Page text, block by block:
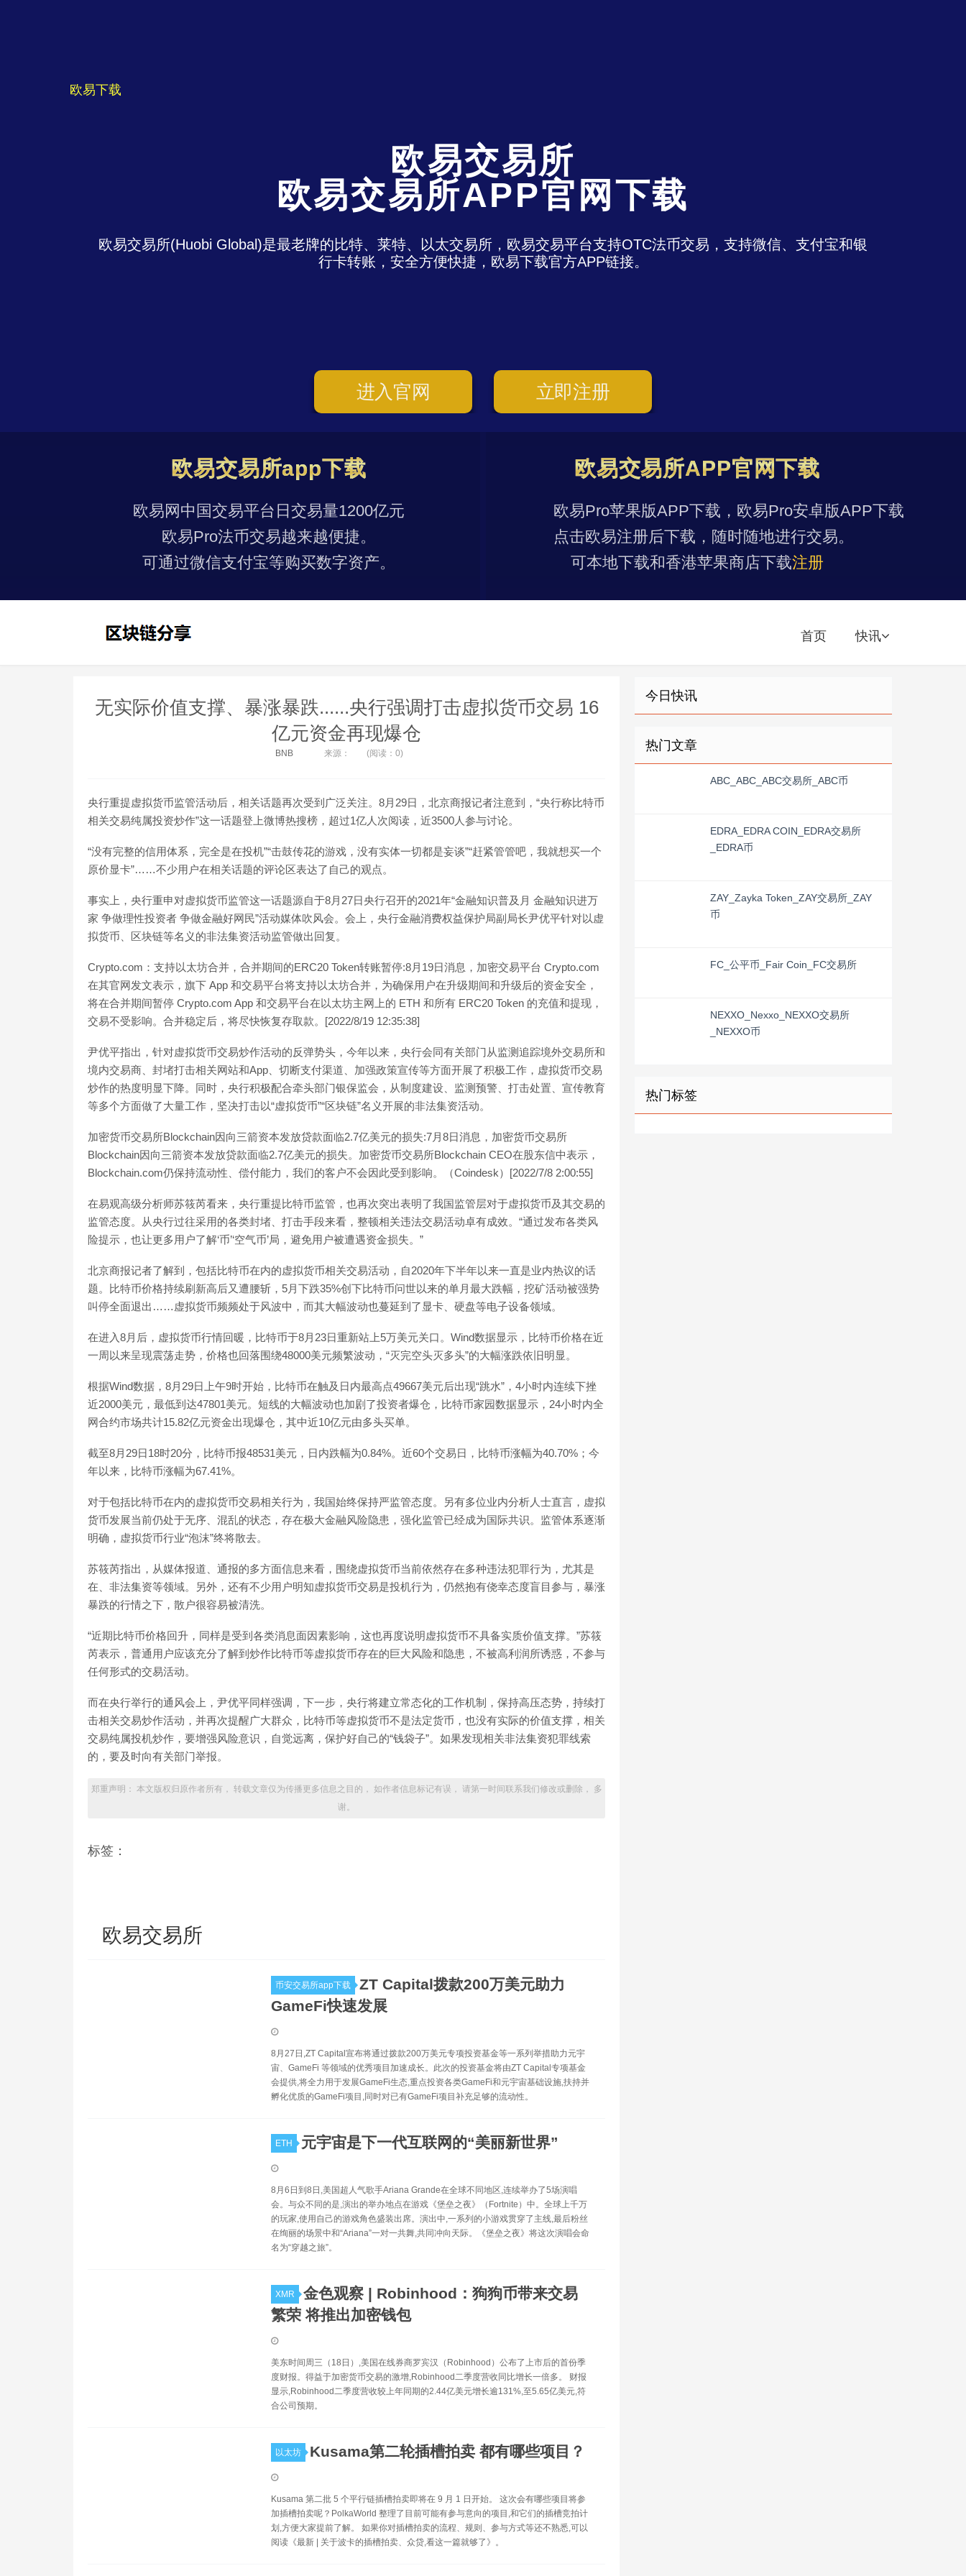
欧易下载
欧易交易所
欧易交易所APP官网下载
欧易交易所(Huobi Global)是最老牌的比特、莱特、以太交易所，欧易交易平台支持OTC法币交易，支持微信、支付宝和银
行卡转账，安全方便快捷，欧易下载官方APP链接。
进入官网 立即注册
欧易交易所app下载
欧易网中国交易平台日交易量1200亿元
欧易Pro法币交易越来越便捷。
可通过微信支付宝等购买数字资产。
欧易交易所APP官网下载
欧易Pro苹果版APP下载，欧易Pro安卓版APP下载
点击欧易注册后下载，随时随地进行交易。
可本地下载和香港苹果商店下载注册
首页 快讯
无实际价值支撑、暴涨暴跌......央行强调打击虚拟货币交易 16
亿元资金再现爆仓
BNB 来源： (阅读：0)
央行重提虚拟货币监管活动后，相关话题再次受到广泛关注。8月29日，北京商报记者注意到，“央行称比特币
相关交易纯属投资炒作”这一话题登上微博热搜榜，超过1亿人次阅读，近3500人参与讨论。
“没有完整的信用体系，完全是在投机”“击鼓传花的游戏，没有实体一切都是妄谈”“赶紧管管吧，我就想买一个
原价显卡”……不少用户在相关话题的评论区表达了自己的观点。
事实上，央行重申对虚拟货币监管这一话题源自于8月27日央行召开的2021年“金融知识普及月 金融知识进万
家 争做理性投资者 争做金融好网民”活动媒体吹风会。会上，央行金融消费权益保护局副局长尹优平针对以虚
拟货币、区块链等名义的非法集资活动监管做出回复。
Crypto.com：支持以太坊合并，合并期间的ERC20 Token转账暂停:8月19日消息，加密交易平台 Crypto.com
在其官网发文表示，旗下 App 和交易平台将支持以太坊合并，为确保用户在升级期间和升级后的资金安全，
将在合并期间暂停 Crypto.com App 和交易平台在以太坊主网上的 ETH 和所有 ERC20 Token 的充值和提现，
交易不受影响。合并稳定后，将尽快恢复存取款。[2022/8/19 12:35:38]
尹优平指出，针对虚拟货币交易炒作活动的反弹势头，今年以来，央行会同有关部门从监测追踪境外交易所和
境内交易商、封堵打击相关网站和App、切断支付渠道、加强政策宣传等方面开展了积极工作，虚拟货币交易
炒作的热度明显下降。同时，央行积极配合牵头部门银保监会，从制度建设、监测预警、打击处置、宣传教育
等多个方面做了大量工作，坚决打击以“虚拟货币”“区块链”名义开展的非法集资活动。
加密货币交易所Blockchain因向三箭资本发放贷款面临2.7亿美元的损失:7月8日消息，加密货币交易所
Blockchain因向三箭资本发放贷款面临2.7亿美元的损失。加密货币交易所Blockchain CEO在股东信中表示，
Blockchain.com仍保持流动性、偿付能力，我们的客户不会因此受到影响。（Coindesk）[2022/7/8 2:00:55]
在易观高级分析师苏筱芮看来，央行重提比特币监管，也再次突出表明了我国监管层对于虚拟货币及其交易的
监管态度。从央行过往采用的各类封堵、打击手段来看，整顿相关违法交易活动卓有成效。“通过发布各类风
险提示，也让更多用户了解‘币’‘空气币’局，避免用户被遭遇资金损失。”
北京商报记者了解到，包括比特币在内的虚拟货币相关交易活动，自2020年下半年以来一直是业内热议的话
题。比特币价格持续刷新高后又遭腰斩，5月下跌35%创下比特币问世以来的单月最大跌幅，挖矿活动被强势
叫停全面退出……虚拟货币频频处于风波中，而其大幅波动也蔓延到了显卡、硬盘等电子设备领域。
在进入8月后，虚拟货币行情回暖，比特币于8月23日重新站上5万美元关口。Wind数据显示，比特币价格在近
一周以来呈现震荡走势，价格也回落围绕48000美元频繁波动，“灭完空头灭多头”的大幅涨跌依旧明显。
根据Wind数据，8月29日上午9时开始，比特币在触及日内最高点49667美元后出现“跳水”，4小时内连续下挫
近2000美元，最低到达47801美元。短线的大幅波动也加剧了投资者爆仓，比特币家园数据显示，24小时内全
网合约市场共计15.82亿元资金出现爆仓，其中近10亿元由多头买单。
截至8月29日18时20分，比特币报48531美元，日内跌幅为0.84%。近60个交易日，比特币涨幅为40.70%；今
年以来，比特币涨幅为67.41%。
对于包括比特币在内的虚拟货币交易相关行为，我国始终保持严监管态度。另有多位业内分析人士直言，虚拟
货币发展当前仍处于无序、混乱的状态，存在极大金融风险隐患，强化监管已经成为国际共识。监管体系逐渐
明确，虚拟货币行业“泡沫”终将散去。
苏筱芮指出，从媒体报道、通报的多方面信息来看，围绕虚拟货币当前依然存在多种违法犯罪行为，尤其是
在、非法集资等领域。另外，还有不少用户明知虚拟货币交易是投机行为，仍然抱有侥幸态度盲目参与，暴涨
暴跌的行情之下，散户很容易被清洗。
“近期比特币价格回升，同样是受到各类消息面因素影响，这也再度说明虚拟货币不具备实质价值支撑。”苏筱
芮表示，普通用户应该充分了解到炒作比特币等虚拟货币存在的巨大风险和隐患，不被高利润所诱惑，不参与
任何形式的交易活动。
而在央行举行的通风会上，尹优平同样强调，下一步，央行将建立常态化的工作机制，保持高压态势，持续打
击相关交易炒作活动，并再次提醒广大群众，比特币等虚拟货币不是法定货币，也没有实际的价值支撑，相关
交易纯属投机炒作，要增强风险意识，自觉远离，保护好自己的“钱袋子”。如果发现相关非法集资犯罪线索
的，要及时向有关部门举报。
郑重声明： 本文版权归原作者所有， 转载文章仅为传播更多信息之目的， 如作者信息标记有误， 请第一时间联系我们修改或删除， 多
谢。
标签：
欧易交易所
币安交易所app下载
ZT Capital拨款200万美元助力
GameFi快速发展
8月27日,ZT Capital宣布将通过拨款200万美元专项投资基金等一系列举措助力元宇
宙、GameFi 等领域的优秀项目加速成长。此次的投资基金将由ZT Capital专项基金
会提供,将全力用于发展GameFi生态,重点投资各类GameFi和元宇宙基础设施,扶持并
孵化优质的GameFi项目,同时对已有GameFi项目补充足够的流动性。
ETH 元宇宙是下一代互联网的“美丽新世界”
8月6日到8日,美国超人气歌手Ariana Grande在全球不同地区,连续举办了5场演唱
会。与众不同的是,演出的举办地点在游戏《堡垒之夜》（Fortnite）中。全球上千万
的玩家,使用自己的游戏角色盛装出席。演出中,一系列的小游戏贯穿了主线,最后粉丝
在绚丽的场景中和“Ariana”一对一共舞,共同冲向天际。《堡垒之夜》将这次演唱会命
名为“穿越之旅”。
XMR
金色观察 | Robinhood：狗狗币带来交易
繁荣 将推出加密钱包
美东时间周三（18日）,美国在线券商罗宾汉（Robinhood）公布了上市后的首份季
度财报。得益于加密货币交易的激增,Robinhood二季度营收同比增长一倍多。 财报
显示,Robinhood二季度营收较上年同期的2.44亿美元增长逾131%,至5.65亿美元,符
合公司预期。
以太坊 Kusama第二轮插槽拍卖 都有哪些项目？
Kusama 第二批 5 个平行链插槽拍卖即将在 9 月 1 日开始。 这次会有哪些项目将参
加插槽拍卖呢？PolkaWorld 整理了目前可能有参与意向的项目,和它们的插槽竞拍计
划,方便大家提前了解。 如果你对插槽拍卖的流程、规则、参与方式等还不熟悉,可以
阅读《最新 | 关于波卡的插槽拍卖、众贷,看这一篇就够了》。
今日快讯
热门文章
ABC_ABC_ABC交易所_ABC币
EDRA_EDRA COIN_EDRA交易所
_EDRA币
ZAY_Zayka Token_ZAY交易所_ZAY
币
FC_公平币_Fair Coin_FC交易所
NEXXO_Nexxo_NEXXO交易所
_NEXXO币
热门标签